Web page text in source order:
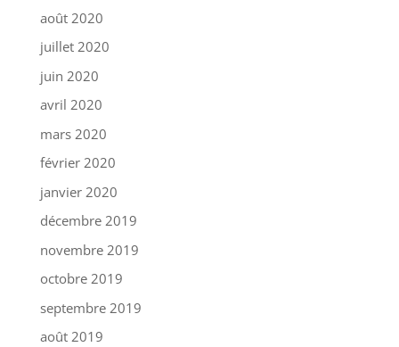
août 2020
juillet 2020
juin 2020
avril 2020
mars 2020
février 2020
janvier 2020
décembre 2019
novembre 2019
octobre 2019
septembre 2019
août 2019